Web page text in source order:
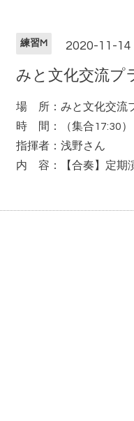
練習M 2020-11-14
みと文化交流プ
場 所：みと文化交流
時 間：（集合17:30）
指揮者：浅野さん
内 容：【合奏】定期